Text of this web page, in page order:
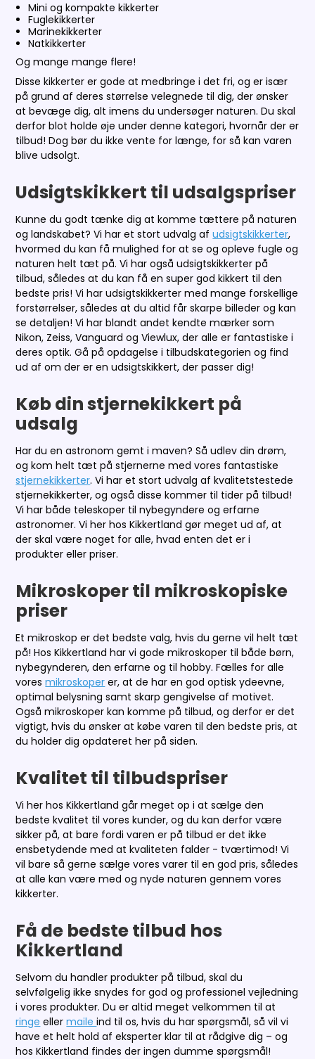
Mini og kompakte kikkerter
Fuglekikkerter
Marinekikkerter
Natkikkerter
Og mange mange flere!
Disse kikkerter er gode at medbringe i det fri, og er især
på grund af deres størrelse velegnede til dig, der ønsker
at bevæge dig, alt imens du undersøger naturen. Du skal
derfor blot holde øje under denne kategori, hvornår der er
tilbud! Dog bør du ikke vente for længe, for så kan varen
blive udsolgt.
Udsigtskikkert til udsalgspriser
Kunne du godt tænke dig at komme tættere på naturen
og landskabet? Vi har et stort udvalg afudsigtskikkerter,
hvormed du kan få mulighed for at se og opleve fugle og
naturen helt tæt på. Vi har også udsigtskikkerter på
tilbud, således at du kan få en super god kikkert til den
bedste pris! Vi har udsigtskikkerter med mange forskellige
forstørrelser, således at du altid får skarpe billeder og kan
se detaljen! Vi har blandt andet kendte mærker som
Nikon, Zeiss, Vanguard og Viewlux, der alle er fantastiske i
deres optik. Gå på opdagelse i tilbudskategorien og find
ud af om der er en udsigtskikkert, der passer dig!
Køb din stjernekikkert på
udsalg
Har du en astronom gemt i maven? Så udlev din drøm,
og kom helt tæt på stjernerne med vores fantastiske
stjernekikkerter. Vi har et stort udvalg af kvalitetstestede
stjernekikkerter, og også disse kommer til tider på tilbud!
Vi har både teleskoper til nybegyndere og erfarne
astronomer. Vi her hos Kikkertland gør meget ud af, at
der skal være noget for alle, hvad enten det er i
produkter eller priser.
Mikroskoper til mikroskopiske
priser
Et mikroskop er det bedste valg, hvis du gerne vil helt tæt
på! Hos Kikkertland har vi gode mikroskoper til både børn,
nybegynderen, den erfarne og til hobby. Fælles for alle
voresmikroskoper er, at de har en god optisk ydeevne,
optimal belysning samt skarp gengivelse af motivet.
Også mikroskoper kan komme på tilbud, og derfor er det
vigtigt, hvis du ønsker at købe varen til den bedste pris, at
du holder dig opdateret her på siden.
Kvalitet til tilbudspriser
Vi her hos Kikkertland går meget op i at sælge den
bedste kvalitet til vores kunder, og du kan derfor være
sikker på, at bare fordi varen er på tilbud er det ikke
ensbetydende med at kvaliteten falder - tværtimod! Vi
vil bare så gerne sælge vores varer til en god pris, således
at alle kan være med og nyde naturen gennem vores
kikkerter.
Få de bedste tilbud hos
Kikkertland
Selvom du handler produkter på tilbud, skal du
selvfølgelig ikke snydes for god og professionel vejledning
i vores produkter. Du er altid meget velkommen til at
ringe ellermaileind til os, hvis du har spørgsmål, så vil vi
have et helt hold af eksperter klar til at rådgive dig – og
hos Kikkertland findes der ingen dumme spørgsmål!